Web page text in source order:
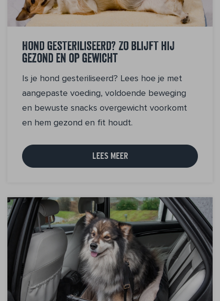
Hond gesteriliseerd? Zo blijft hij
gezond en op gewicht
Is je hond gesteriliseerd? Lees hoe je met
aangepaste voeding, voldoende beweging
en bewuste snacks overgewicht voorkomt
en hem gezond en fit houdt.
LEES MEER